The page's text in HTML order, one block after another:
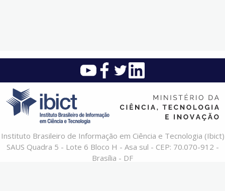
Instituto Brasileiro de Informação em Ciência e Tecnologia (Ibict)
SAUS Quadra 5 - Lote 6 Bloco H - Asa sul - CEP: 70.070-912 -
Brasília - DF